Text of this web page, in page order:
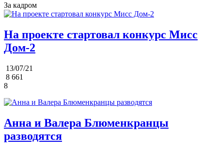
За кадром
На проекте стартовал конкурс Мисс
Дом-2
13/07/21
8 661
8
Анна и Валера Блюменкранцы
разводятся